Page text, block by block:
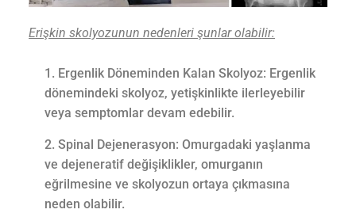
Erişkin skolyozunun nedenleri şunlar olabilir:
Ergenlik Döneminden Kalan Skolyoz: Ergenlik
dönemindeki skolyoz, yetişkinlikte ilerleyebilir
veya semptomlar devam edebilir.
Spinal Dejenerasyon: Omurgadaki yaşlanma
ve dejeneratif değişiklikler, omurganın
eğrilmesine ve skolyozun ortaya çıkmasına
neden olabilir.